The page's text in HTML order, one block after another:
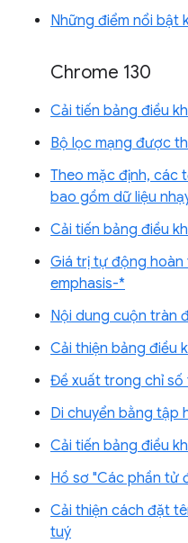
Những điểm nổi bật
Chrome 130
Cải tiến bảng điều
Bộ lọc mạng được
Theo mặc định, các
bao gồm dữ liệu
Cải tiến bảng điều
Giá trị tự động
emphasis-*
Nội dung cuộn tràn
Cải thiện bảng điều
Đề xuất trong chỉ
Di chuyển bằng tập
Cải tiến bảng điều
Hồ sơ "Các phần tử
Cải thiện cách đặt
tuý